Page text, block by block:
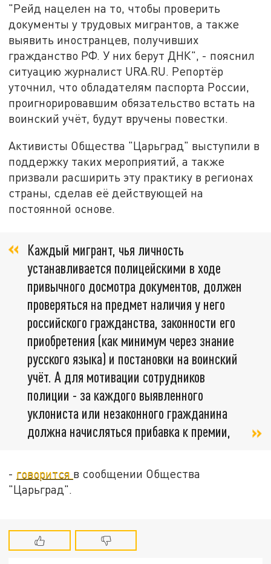
"Рейд нацелен на то, чтобы проверить
документы у трудовых мигрантов, а также
выявить иностранцев, получивших
гражданство РФ. У них берут ДНК", - пояснил
ситуацию журналист URA.RU. Репортёр
уточнил, что обладателям паспорта России,
проигнорировавшим обязательство встать на
воинский учёт, будут вручены повестки.
Активисты Общества "Царьград" выступили в
поддержку таких мероприятий, а также
призвали расширить эту практику в регионах
страны, сделав её действующей на
постоянной основе.
Каждый мигрант, чья личность
устанавливается полицейскими в ходе
привычного досмотра документов, должен
проверяться на предмет наличия у него
российского гражданства, законности его
приобретения (как минимум через знание
русского языка) и постановки на воинский
учёт. А для мотивации сотрудников
полиции - за каждого выявленного
уклониста или незаконного гражданина
должна начисляться прибавка к премии,
- говорится в сообщении Общества
"Царьград".